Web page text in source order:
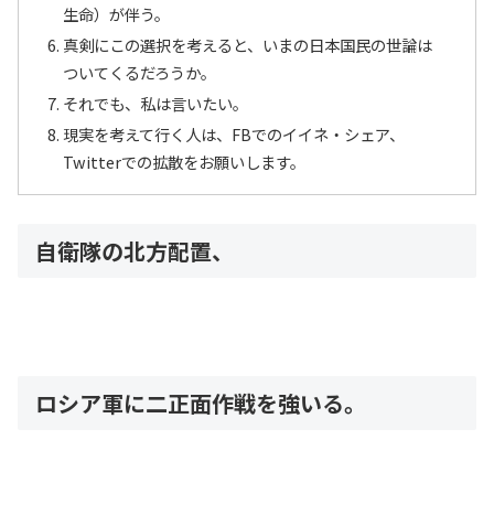
生命）が伴う。
真剣にこの選択を考えると、いまの日本国民の世論は
ついてくるだろうか。
それでも、私は言いたい。
現実を考えて行く人は、FBでのイイネ・シェア、
Twitterでの拡散をお願いします。
自衛隊の北方配置、
ロシア軍に二正面作戦を強いる。